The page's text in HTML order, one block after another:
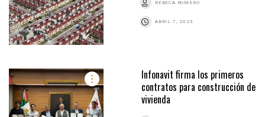
REBECA ROMERO
ABRIL 7, 2025
Infonavit firma los primeros
contratos para construcción de
vivienda